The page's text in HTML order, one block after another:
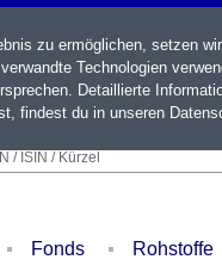
/ ISIN / Kürzel
Fonds Rohstoffe
zu ermöglichen, setzen
Technologien
Detaillierte
findest du in unseren